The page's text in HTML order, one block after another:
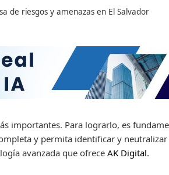
de riesgos y amenazas en El Salvador
importantes. Para lograrlo, es
y permita identificar y neutralizar
avanzada que ofreceAK Digital.